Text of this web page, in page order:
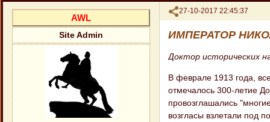
Поделиться
27-10-2017 22:45:37
AWL
Site Admin ИМПЕРАТОР
Доктор исторических
В феврале 1913 года,
отмечалось 300-летие
провозглашались
возгласы взлетали под